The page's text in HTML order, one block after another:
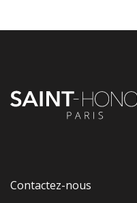
Contactez-nous